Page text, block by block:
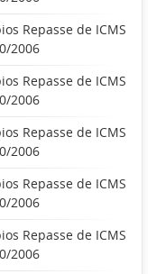
Repasse de ICMS
2006
Repasse de ICMS
2006
Repasse de ICMS
2006
Repasse de ICMS
2006
Repasse de ICMS
2006